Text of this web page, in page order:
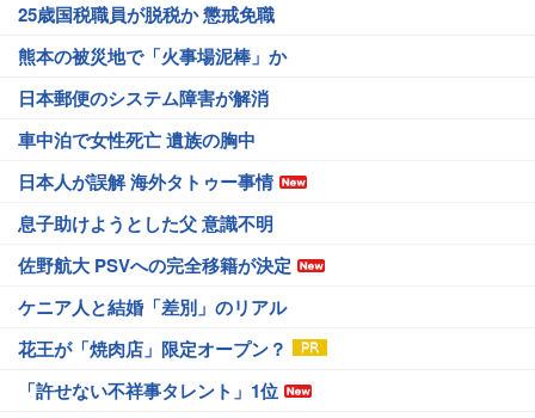
25歳国税職員が脱税か 懲戒免職
熊本の被災地で「火事場泥棒」か
日本郵便のシステム障害が解消
車中泊で女性死亡 遺族の胸中
日本人が誤解 海外タトゥー事情
息子助けようとした父 意識不明
佐野航大 PSVへの完全移籍が決定
ケニア人と結婚「差別」のリアル
花王が「焼肉店」限定オープン？
「許せない不祥事タレント」1位